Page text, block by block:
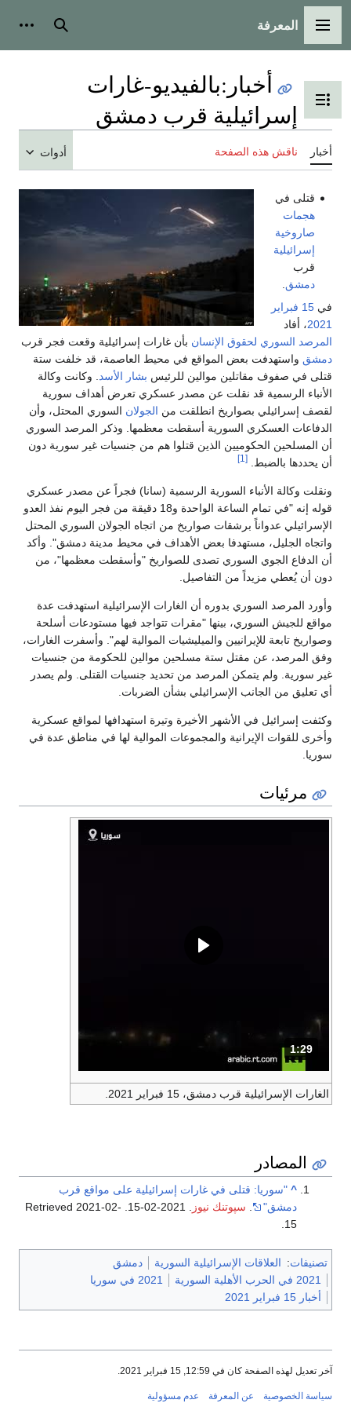
القائمة الرئيسية
المعرفة بحث
تبديل عرض جدول المحتويات
أخبار :بالفيديو-غارات
إسرائيلية قرب دمشق
أخبار ناقش هذه الصفحة أدوات
قتلى في
هجمات
صاروخية
إسرائيلية
قرب
دمشق
في 15 فبراير
2021، أفاد
المرصد السوري لحقوق الإنسان بأن غارات إسرائيلية وقعت فجر قرب
دمشق واستهدفت بعض المواقع في محيط العاصمة، قد خلفت ستة
قتلى في صفوف مقاتلين موالين للرئيس بشار الأسد
. وكانت وكالة
الأنباء الرسمية قد نقلت عن مصدر عسكري تعرض أهداف سورية
لقصف إسرائيلي بصواريخ انطلقت من الجولان السوري المحتل، وأن
الدفاعات العسكري السورية أسقطت معظمها. وذكر المرصد السوري
أن المسلحين الحكوميين الذين قتلوا هم من جنسيات غير سورية دون
أن يحددها بالضبط.
[1]
ونقلت وكالة الأنباء السورية الرسمية (سانا) فجراً عن مصدر عسكري
قوله إنه "في تمام الساعة الواحدة و18 دقيقة من فجر اليوم نفذ العدو
الإسرائيلي عدواناً برشقات صواريخ من اتجاه الجولان السوري المحتل
واتجاه الجليل، مستهدفا بعض الأهداف في محيط مدينة دمشق". وأكد
أن الدفاع الجوي السوري تصدى للصواريخ "وأسقطت معظمها"، من
دون أن يُعطي مزيداً من التفاصيل.
وأورد المرصد السوري بدوره أن الغارات الإسرائيلية استهدفت عدة
مواقع للجيش السوري، بينها "مقرات تتواجد فيها مستودعات أسلحة
وصواريخ تابعة للإيرانيين والميليشيات الموالية لهم". وأسفرت الغارات،
وفق المرصد، عن مقتل ستة مسلحين موالين للحكومة من جنسيات
غير سورية. ولم يتمكن المرصد من تحديد جنسيات القتلى. ولم يصدر
أي تعليق من الجانب الإسرائيلي بشأن الضربات.
وكثفت إسرائيل في الأشهر الأخيرة وتيرة استهدافها لمواقع عسكرية
وأخرى للقوات الإيرانية والمجموعات الموالية لها في مناطق عدة في
سوريا.
مرئيات
المدة: دقائق و 29 ثواني.
1:29
الغارات الإسرائيلية قرب دمشق، 15 فبراير 2021.
المصادر
^ "سوريا: قتلى في غارات إسرائيلية على مواقع قرب
دمشق"
سپوتنك نيوز
2021-02-
15
تصنيفات: العلاقات الإسرائيلية السورية
دمشق
2021 في الحرب الأهلية السورية
2021 في سوريا
أخبار 15 فبراير 2021
آخر تعديل لهذه الصفحة كان في 12:59, 15 فبراير 2021.
سياسة الخصوصية عن المعرفة عدم مسؤولية